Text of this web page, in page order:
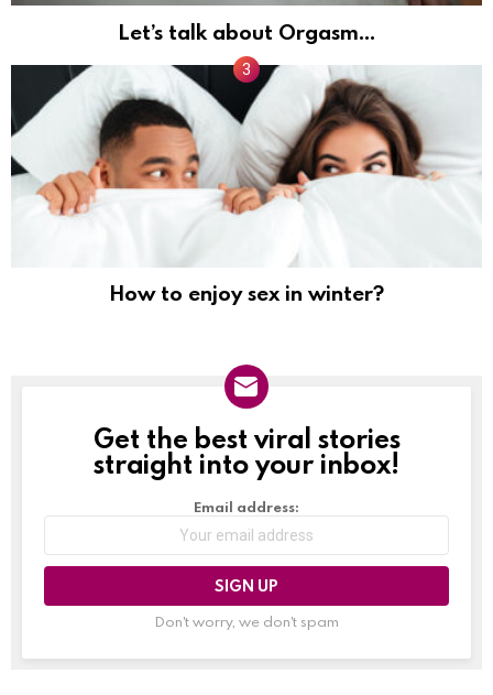
Let’s talk about Orgasm…
How to enjoy sex in winter?
NEWSLETTER
Get the best viral stories
straight into your inbox!
Email address:
Don't worry, we don't spam